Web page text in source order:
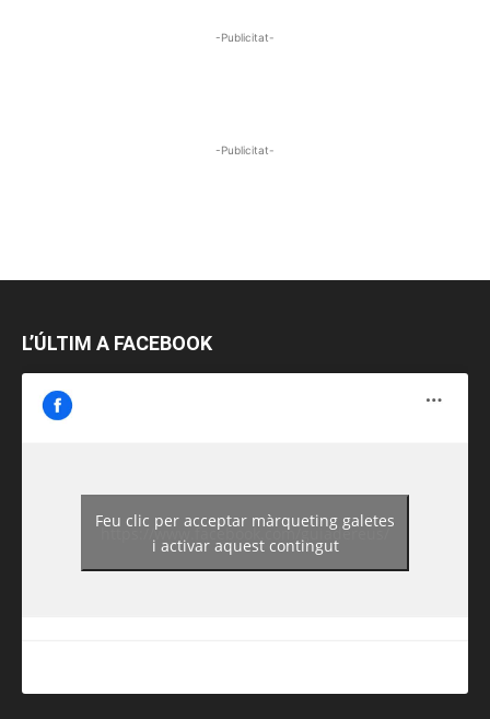
-Publicitat-
-Publicitat-
L’ÚLTIM A FACEBOOK
https://www.facebook.com/guiadereus/
Feu clic per acceptar màrqueting galetes
i activar aquest contingut